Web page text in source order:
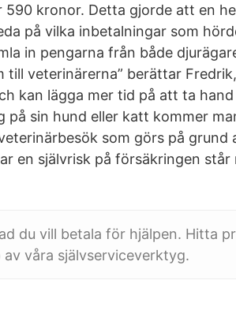
kronor. Detta gjorde att en
på vilka inbetalningar som
in pengarna från både
till veterinärerna” berättar
kan lägga mer tid på att ta hand
på sin hund eller katt kommer
som görs på grund
en självrisk på försäkringen
du vill betala för hjälpen. Hitta
våra självserviceverktyg.